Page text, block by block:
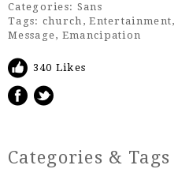
Categories: Sans
Tags: church ,Entertainment,
Message, Emancipation
340 Likes
Categories & Tags